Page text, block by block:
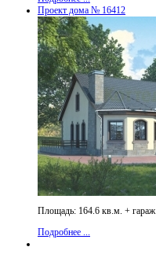
Проект дома № 16412
Площадь: 164.6 кв.м. + гараж
Подробнее ...